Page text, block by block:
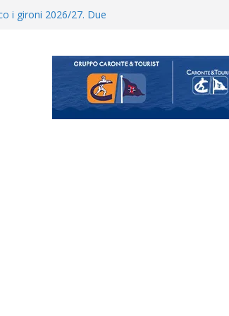
del girone I
si alzano i ritmi tra lavoro
Tourè è un nuovo
colpo per il reparto arretrato: